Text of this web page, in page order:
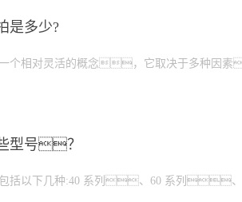
是多少?
一个相对灵活的概念，它取决于多种
型号？
包括以下几种:40 系列、60 系列、